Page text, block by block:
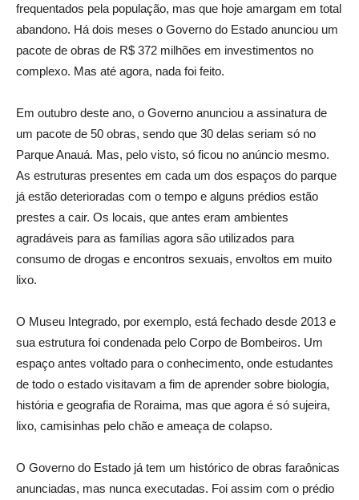
frequentados pela população, mas que hoje amargam em total
abandono. Há dois meses o Governo do Estado anunciou um
pacote de obras de R$ 372 milhões em investimentos no
complexo. Mas até agora, nada foi feito.
Em outubro deste ano, o Governo anunciou a assinatura de
um pacote de 50 obras, sendo que 30 delas seriam só no
Parque Anauá. Mas, pelo visto, só ficou no anúncio mesmo.
As estruturas presentes em cada um dos espaços do parque
já estão deterioradas com o tempo e alguns prédios estão
prestes a cair. Os locais, que antes eram ambientes
agradáveis para as famílias agora são utilizados para
consumo de drogas e encontros sexuais, envoltos em muito
lixo.
O Museu Integrado, por exemplo, está fechado desde 2013 e
sua estrutura foi condenada pelo Corpo de Bombeiros. Um
espaço antes voltado para o conhecimento, onde estudantes
de todo o estado visitavam a fim de aprender sobre biologia,
história e geografia de Roraima, mas que agora é só sujeira,
lixo, camisinhas pelo chão e ameaça de colapso.
O Governo do Estado já tem um histórico de obras faraônicas
anunciadas, mas nunca executadas. Foi assim com o prédio